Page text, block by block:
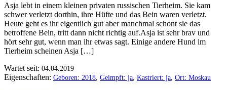
Asja lebt in einem kleinen privaten russischen Tierheim. Sie kam
schwer verletzt dorthin, ihre Hüfte und das Bein waren verletzt.
Heute geht es ihr eigentlich gut aber manchmal schont sie das
betroffene Bein, tritt dann nicht richtig auf.Asja ist sehr brav und
hört sehr gut, wenn man ihr etwas sagt. Einige andere Hund im
Tierheim scheinen Asja […]
Wartet seit: 04.04.2019
Eigenschaften: Geboren: 2018 Geimpft: ja Kastriert: ja Ort: Moskau